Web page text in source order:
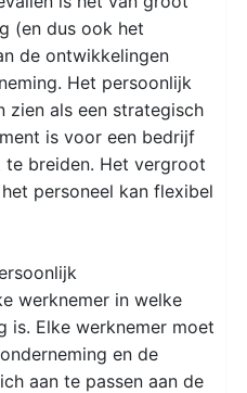
(en dus ook het
de ontwikkelingen
Het persoonlijk
zien als een strategisch
is voor een bedrijf
breiden. Het vergroot
personeel kan flexibel
werknemer in welke
is. Elke werknemer moet
en de
aan te passen aan de